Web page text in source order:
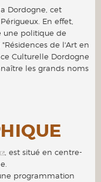
Dordogne, cet
En effet,
une politique de
de l'Art en
Culturelle Dordogne
les grands noms
, est situé en centre-
programmation